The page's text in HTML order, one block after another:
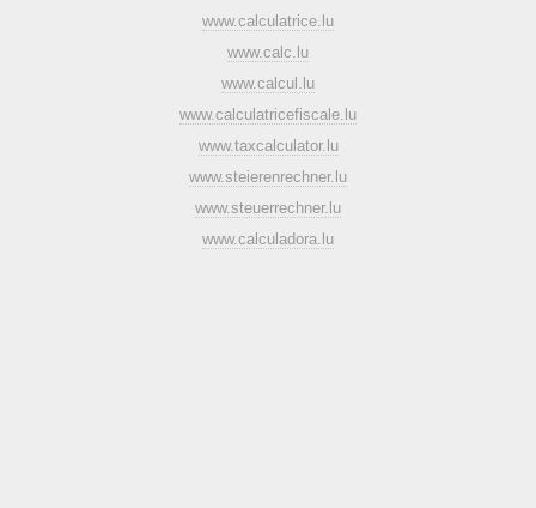
www.calculatrice.lu
www.calc.lu
www.calcul.lu
www.calculatricefiscale.lu
www.taxcalculator.lu
www.steierenrechner.lu
www.steuerrechner.lu
www.calculadora.lu